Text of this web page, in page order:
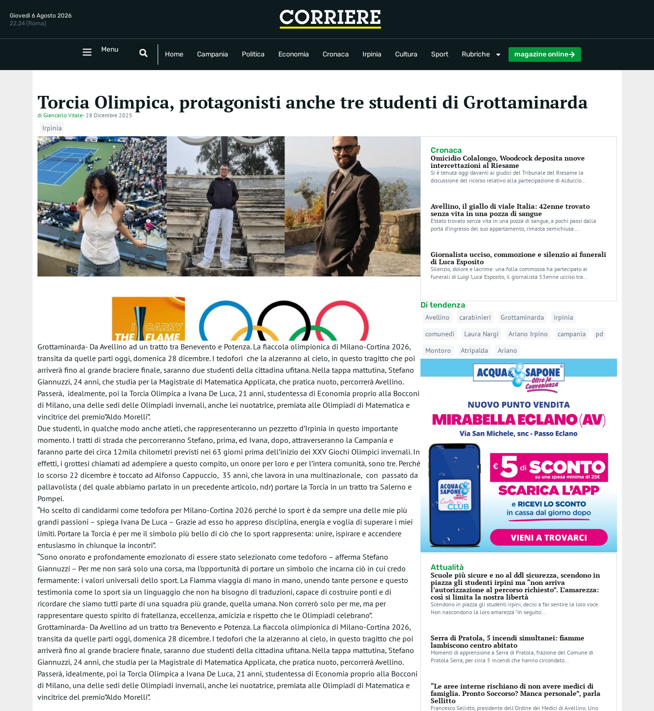
Giovedì 6 Agosto 2026
22.24 (Roma)
Menu
Home Campania Politica Economia Cronaca Irpinia Cultura Sport Rubriche magazine online
Home Campania Politica Economia Cronaca Irpinia Sport Rubriche
Torcia Olimpica, protagonisti anche tre studenti di Grottaminarda
di Giancarlo Vitale- 28 Dicembre 2025
Irpinia
Grottaminarda- Da Avellino ad un tratto tra Benevento e Potenza. La fiaccola olimpionica di Milano-Cortina 2026,
transita da quelle parti oggi, domenica 28 dicembre. I tedofori che la alzeranno al cielo, in questo tragitto che poi
arriverà fino al grande braciere finale, saranno due studenti della cittadina ufitana. Nella tappa mattutina, Stefano
Giannuzzi, 24 anni, che studia per la Magistrale di Matematica Applicata, che pratica nuoto, percorrerà Avellino.
Passerà, idealmente, poi la Torcia Olimpica a Ivana De Luca, 21 anni, studentessa di Economia proprio alla Bocconi
di Milano, una delle sedi delle Olimpiadi invernali, anche lei nuotatrice, premiata alle Olimpiadi di Matematica e
vincitrice del premio”Aldo Morelli”.
Due studenti, in qualche modo anche atleti, che rappresenteranno un pezzetto d’Irpinia in questo importante
momento. I tratti di strada che percorreranno Stefano, prima, ed Ivana, dopo, attraverseranno la Campania e
faranno parte dei circa 12mila chilometri previsti nei 63 giorni prima dell’inizio dei XXV Giochi Olimpici invernali. In
effetti, i grottesi chiamati ad adempiere a questo compito, un onore per loro e per l’intera comunità, sono tre. Perché
lo scorso 22 dicembre è toccato ad Alfonso Cappuccio, 35 anni, che lavora in una multinazionale, con passato da
pallavolista ( del quale abbiamo parlato in un precedente articolo, ndr) portare la Torcia in un tratto tra Salerno e
Pompei.
“Ho scelto di candidarmi come tedofora per Milano-Cortina 2026 perché lo sport è da sempre una delle mie più
grandi passioni – spiega Ivana De Luca – Grazie ad esso ho appreso disciplina, energia e voglia di superare i miei
limiti. Portare la Torcia è per me il simbolo più bello di ciò che lo sport rappresenta: unire, ispirare e accendere
entusiasmo in chiunque la incontri”.
“Sono onorato e profondamente emozionato di essere stato selezionato come tedoforo – afferma Stefano
Giannuzzi – Per me non sarà solo una corsa, ma l’opportunità di portare un simbolo che incarna ciò in cui credo
fermamente: i valori universali dello sport. La Fiamma viaggia di mano in mano, unendo tante persone e questo
testimonia come lo sport sia un linguaggio che non ha bisogno di traduzioni, capace di costruire ponti e di
ricordare che siamo tutti parte di una squadra più grande, quella umana. Non correrò solo per me, ma per
rappresentare questo spirito di fratellanza, eccellenza, amicizia e rispetto che le Olimpiadi celebrano”.
Grottaminarda- Da Avellino ad un tratto tra Benevento e Potenza. La fiaccola olimpionica di Milano-Cortina 2026,
transita da quelle parti oggi, domenica 28 dicembre. I tedofori che la alzeranno al cielo, in questo tragitto che poi
arriverà fino al grande braciere finale, saranno due studenti della cittadina ufitana. Nella tappa mattutina, Stefano
Giannuzzi, 24 anni, che studia per la Magistrale di Matematica Applicata, che pratica nuoto, percorrerà Avellino.
Passerà, idealmente, poi la Torcia Olimpica a Ivana De Luca, 21 anni, studentessa di Economia proprio alla Bocconi
di Milano, una delle sedi delle Olimpiadi invernali, anche lei nuotatrice, premiata alle Olimpiadi di Matematica e
vincitrice del premio”Aldo Morelli”.
Cronaca
Omicidio Colalongo, Woodcock deposita nuove
intercettazioni al Riesame
Si è tenuta oggi davanti ai giudici del Tribunale del Riesame la
discussione del ricorso relativo alla partecipazione di Alduccio…
Avellino, il giallo di viale Italia: 42enne trovato
senza vita in una pozza di sangue
E’stato trovato senza vita in una pozza di sangue, a pochi passi dalla
porta d’ingresso del suo appartamento, rimasta semichiusa….
Giornalista ucciso, commozione e silenzio ai funerali
di Luca Esposito
Silenzio, dolore e lacrime: una folla commossa ha partecipato ai
funerali di Luigi ‘Luca’ Esposito, il giornalista 53enne ucciso tra…
Di tendenza
Avellino carabinieri Grottaminarda
irpinia
comunedi
Laura Nargi Ariano Irpino campania
pd
Montoro
Atripalda Ariano
Attualità
Scuole più sicure e no al ddl sicurezza, scendono in
piazza gli studenti irpini ma “non arriva
l’autorizzazione al percorso richiesto”. L’amarezza:
così si limita la nostra libertà
Scendono in piazza gli studenti irpini, decisi a far sentire la loro voce.
Non nascondono la loro amarezza “In seguito…
Serra di Pratola, 5 incendi simultanei: fiamme
lambiscono centro abitato
Momenti di apprensione a Serra di Pratola, frazione del Comune di
Pratola Serra, per circa 5 incendi che hanno circondato…
“Le aree interne rischiano di non avere medici di
famiglia. Pronto Soccorso? Manca personale”, parla
Sellitto
Francesco Sellitto, presidente dell’Ordine dei Medici di Avellino. Uno